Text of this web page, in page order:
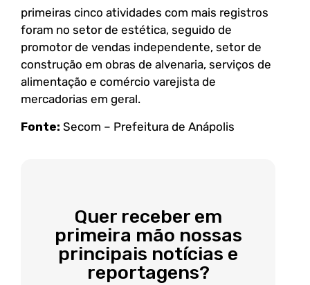
primeiras cinco atividades com mais registros
foram no setor de estética, seguido de
promotor de vendas independente, setor de
construção em obras de alvenaria, serviços de
alimentação e comércio varejista de
mercadorias em geral.
Fonte: Secom – Prefeitura de Anápolis
Quer receber em
primeira mão nossas
principais notícias e
reportagens?